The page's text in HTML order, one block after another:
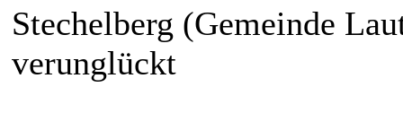
Stechelberg (Gemeinde
verunglückt